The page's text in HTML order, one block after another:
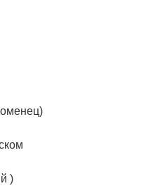
)